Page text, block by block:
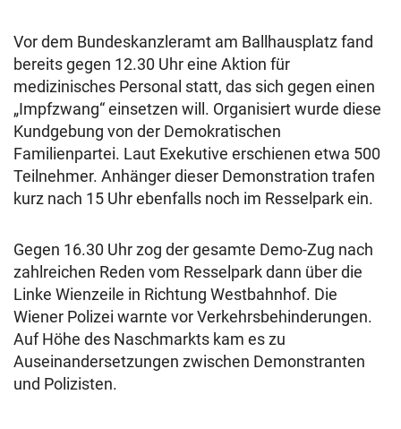
Vor dem Bundeskanzleramt am Ballhausplatz fand
bereits gegen 12.30 Uhr eine Aktion für
medizinisches Personal statt, das sich gegen einen
„Impfzwang“ einsetzen will. Organisiert wurde diese
Kundgebung von der Demokratischen
Familienpartei. Laut Exekutive erschienen etwa 500
Teilnehmer. Anhänger dieser Demonstration trafen
kurz nach 15 Uhr ebenfalls noch im Resselpark ein.
Gegen 16.30 Uhr zog der gesamte Demo-Zug nach
zahlreichen Reden vom Resselpark dann über die
Linke Wienzeile in Richtung Westbahnhof. Die
Wiener Polizei warnte vor Verkehrsbehinderungen.
Auf Höhe des Naschmarkts kam es zu
Auseinandersetzungen zwischen Demonstranten
und Polizisten.